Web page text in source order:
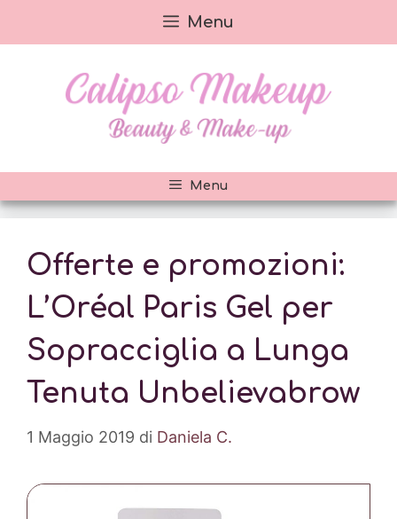
al
Menu
Menu
Offerte e promozioni:
L’Oréal Paris Gel per
Sopracciglia a Lunga
Tenuta Unbelievabrow
1 Maggio 2019 di Daniela C.